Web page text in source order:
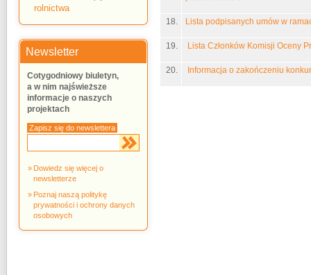
18. Lista podpisanych umów w
19. Lista Członków Komisji Oceny
20. Informacja o zakończeniu
rolnictwa
Newsletter
Cotygodniowy biuletyn,
a w nim najświeższe
informacje o naszych
projektach
Zapisz się do newslettera
Dowiedz się więcej o
newsletterze
Poznaj naszą politykę
prywatności i ochrony danych
osobowych